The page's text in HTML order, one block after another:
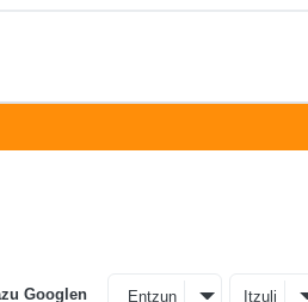
Googlen Entzun Itzuli